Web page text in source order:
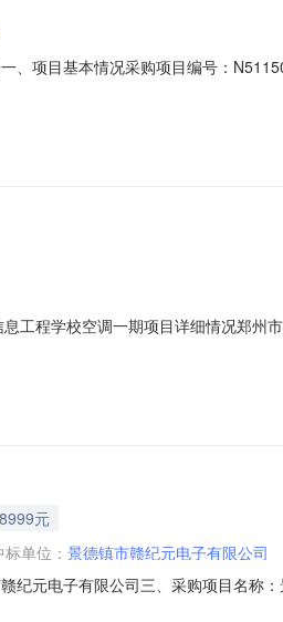
、项目基本情况采购项目编号：
地址：宜宾市叙州区柏溪街道城北新
工程学校空调一期项目详细情况郑州
空调4.5匹空调66台备注：以上含空
元
标单位： 景德镇市赣纪元电子有限公司
元电子有限公司三、采购项目名称